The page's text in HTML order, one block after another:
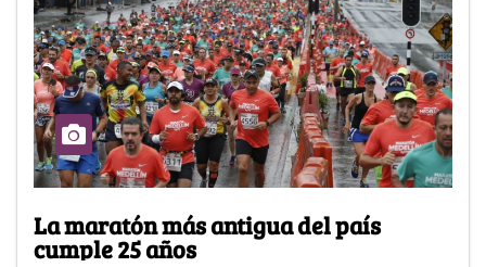
La maratón más antigua del país
cumple 25 años